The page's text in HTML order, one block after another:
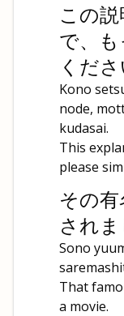
この
で、
くださ
Kono
node,
kudasai.
This
please
その
されま
Sono
That
a movie.